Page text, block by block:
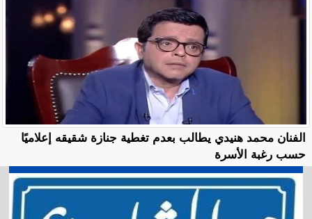
الفنان محمد هنيدي يطالب بعدم تغطية جنازة شقيقه إعلاميًا
حسب رغبة الأسرة